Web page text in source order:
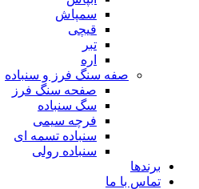
سمپاش
قیچی
تبر
اره
صفه سنگ فرز و سنباده
صفحه سنگ فرز
سگ سنباده
فرچه سیمی
سنباده تسمه ای
سنباده رولی
برندها
تماس با ما